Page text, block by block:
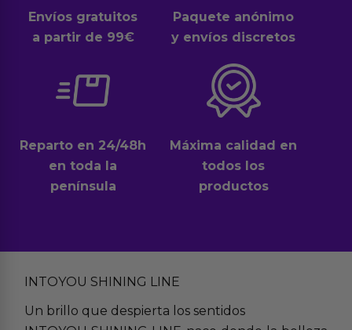
Envíos gratuitos
a partir de 99€
Paquete anónimo
y envíos discretos
Reparto en 24/48h
en toda la
península
Máxima calidad en
todos los
productos
INTOYOU SHINING LINE
Un brillo que despierta los sentidos